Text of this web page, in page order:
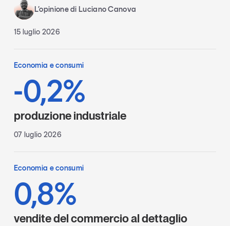
L’opinione di Luciano Canova
15 luglio 2026
Economia e consumi
-0,2%
produzione industriale
07 luglio 2026
Economia e consumi
0,8%
vendite del commercio al dettaglio